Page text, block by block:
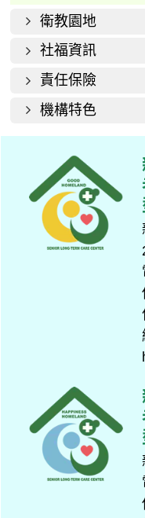
衛教園地
社福資訊
責任保險
機構特色